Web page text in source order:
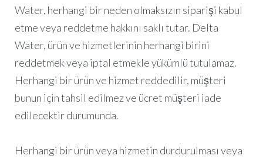
Water, herhangi bir neden olmaksızın siparişi kabul
etme veya reddetme hakkını saklı tutar. Delta
Water, ürün ve hizmetlerinin herhangi birini
reddetmek veya iptal etmekle yükümlü tutulamaz.
Herhangi bir ürün ve hizmet reddedilir, müşteri
bunun için tahsil edilmez ve ücret müşteri iade
edilecektir durumunda.
Herhangi bir ürün veya hizmetin durdurulması veya